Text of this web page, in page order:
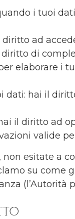
i tuoi
ad
di
elaborare i
dati: hai il
il diritto ad
valide
esitate a
su
(l’Autorità